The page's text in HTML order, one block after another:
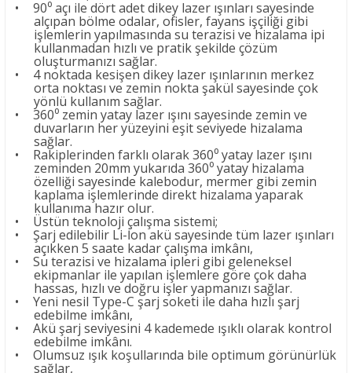
• 90⁰ açı ile dört adet dikey lazer ışınları sayesinde
alçıpan bölme odalar, ofisler, fayans işçiliği gibi
işlemlerin yapılmasında su terazisi ve hizalama ipi
kullanmadan hızlı ve pratik şekilde çözüm
oluşturmanızı sağlar.
• 4 noktada kesişen dikey lazer ışınlarının merkez
orta noktası ve zemin nokta şakül sayesinde çok
yönlü kullanım sağlar.
• 360⁰ zemin yatay lazer ışını sayesinde zemin ve
duvarların her yüzeyini eşit seviyede hizalama
sağlar.
• Rakiplerinden farklı olarak 360⁰ yatay lazer ışını
zeminden 20mm yukarıda 360⁰ yatay hizalama
özelliği sayesinde kalebodur, mermer gibi zemin
kaplama işlemlerinde direkt hizalama yaparak
kullanıma hazır olur.
• Üstün teknoloji çalışma sistemi;
• Şarj edilebilir Li-İon akü sayesinde tüm lazer ışınları
açıkken 5 saate kadar çalışma imkânı,
• Su terazisi ve hizalama ipleri gibi geleneksel
ekipmanlar ile yapılan işlemlere göre çok daha
hassas, hızlı ve doğru işler yapmanızı sağlar.
• Yeni nesil Type-C şarj soketi ile daha hızlı şarj
edebilme imkânı,
• Akü şarj seviyesini 4 kademede ışıklı olarak kontrol
edebilme imkânı.
• Olumsuz ışık koşullarında bile optimum görünürlük
sağlar,